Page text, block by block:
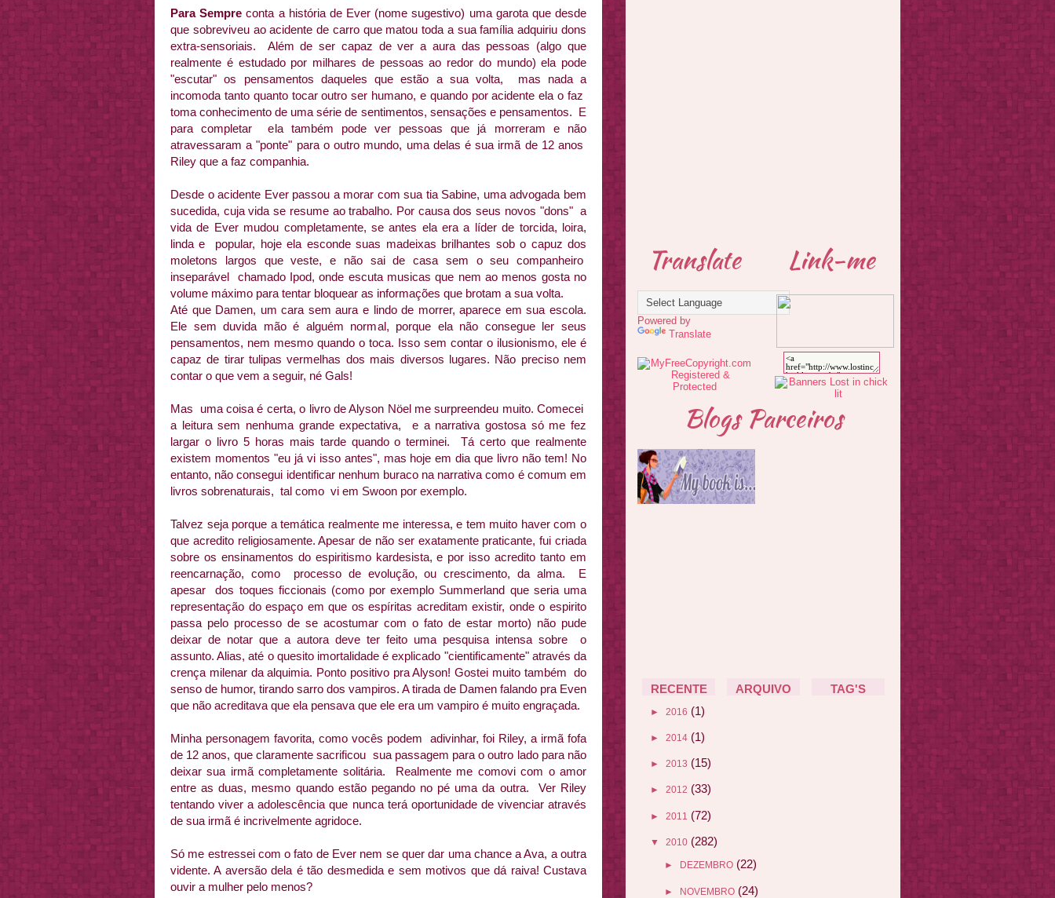
Para Sempre conta a história de Ever (nome sugestivo) uma garota que desde
que sobreviveu ao acidente de carro que matou toda a sua família adquiriu dons
extra-sensoriais. Além de ser capaz de ver a aura das pessoas (algo que
realmente é estudado por milhares de pessoas ao redor do mundo) ela pode
"escutar" os pensamentos daqueles que estão a sua volta, mas nada a
incomoda tanto quanto tocar outro ser humano, e quando por acidente ela o faz
toma conhecimento de uma série de sentimentos, sensações e pensamentos. E
para completar ela também pode ver pessoas que já morreram e não
atravessaram a "ponte" para o outro mundo, uma delas é sua irmã de 12 anos
Riley que a faz companhia.
Desde o acidente Ever passou a morar com sua tia Sabine, uma advogada bem
sucedida, cuja vida se resume ao trabalho. Por causa dos seus novos "dons" a
vida de Ever mudou completamente, se antes ela era a líder de torcida, loira,
linda e popular, hoje ela esconde suas madeixas brilhantes sob o capuz dos
moletons largos que veste, e não sai de casa sem o seu companheiro
inseparável chamado Ipod, onde escuta musicas que nem ao menos gosta no
volume máximo para tentar bloquear as informações que brotam a sua volta.
Até que Damen, um cara sem aura e lindo de morrer, aparece em sua escola.
Ele sem duvida mão é alguém normal, porque ela não consegue ler seus
pensamentos, nem mesmo quando o toca. Isso sem contar o ilusionismo, ele é
capaz de tirar tulipas vermelhas dos mais diversos lugares. Não preciso nem
contar o que vem a seguir, né Gals!
Mas uma coisa é certa, o livro de Alyson Nöel me surpreendeu muito. Comecei
a leitura sem nenhuma grande expectativa, e a narrativa gostosa só me fez
largar o livro 5 horas mais tarde quando o terminei. Tá certo que realmente
existem momentos "eu já vi isso antes", mas hoje em dia que livro não tem! No
entanto, não consegui identificar nenhum buraco na narrativa como é comum em
livros sobrenaturais, tal como vi em Swoon por exemplo.
Talvez seja porque a temática realmente me interessa, e tem muito haver com o
que acredito religiosamente. Apesar de não ser exatamente praticante, fui criada
sobre os ensinamentos do espiritismo kardesista, e por isso acredito tanto em
reencarnação, como processo de evolução, ou crescimento, da alma. E
apesar dos toques ficcionais (como por exemplo Summerland que seria uma
representação do espaço em que os espíritas acreditam existir, onde o espirito
passa pelo processo de se acostumar com o fato de estar morto) não pude
deixar de notar que a autora deve ter feito uma pesquisa intensa sobre o
assunto. Alias, até o quesito imortalidade é explicado "cientificamente" através da
crença milenar da alquimia. Ponto positivo pra Alyson! Gostei muito também do
senso de humor, tirando sarro dos vampiros. A tirada de Damen falando pra Even
que não acreditava que ela pensava que ele era um vampiro é muito engraçada.
Minha personagem favorita, como vocês podem adivinhar, foi Riley, a irmã fofa
de 12 anos, que claramente sacrificou sua passagem para o outro lado para não
deixar sua irmã completamente solitária. Realmente me comovi com o amor
entre as duas, mesmo quando estão pegando no pé uma da outra. Ver Riley
tentando viver a adolescência que nunca terá oportunidade de vivenciar através
de sua irmã é incrivelmente agridoce.
Só me estressei com o fato de Ever nem se quer dar uma chance a Ava, a outra
vidente. A aversão dela é tão desmedida e sem motivos que dá raiva! Custava
ouvir a mulher pelo menos?
Translate
Powered by
Translate
Link-me
Blogs Parceiros
RECENTE ARQUIVO TAG'S
► 2016 (1)
► 2014 (1)
► 2013 (15)
► 2012 (33)
► 2011 (72)
▼ 2010 (282)
► DEZEMBRO (22)
► NOVEMBRO (24)